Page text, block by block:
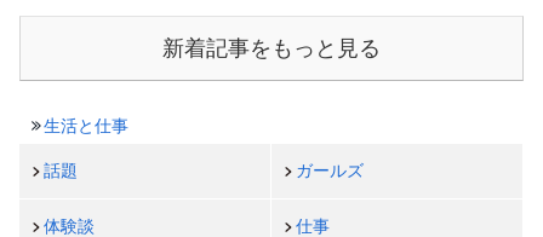
新着記事をもっと見る
生活と仕事
話題 ガールズ
体験談 仕事